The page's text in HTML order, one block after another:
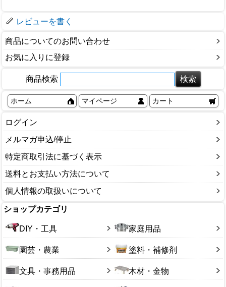
レビューを書く
商品についてのお問い合わせ
お気に入りに登録
商品検索
ホーム マイページ カート
ログイン
メルマガ申込/停止
特定商取引法に基づく表示
送料とお支払い方法について
個人情報の取扱いについて
ショップカテゴリ
DIY・工具 家庭用品
園芸・農業 塗料・補修剤
文具・事務用品 木材・金物